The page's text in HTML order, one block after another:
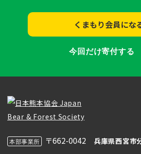
くまもり会員にな
今回だけ寄付する
本部事業所 〒662-0042 兵庫県西宮市